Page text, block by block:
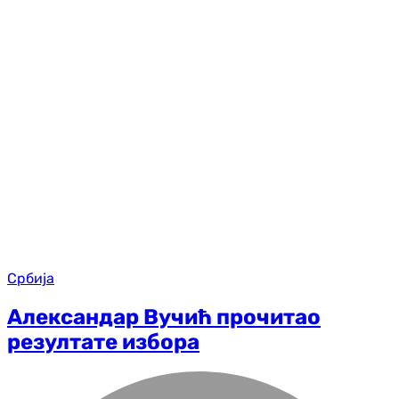
Србија
Александар Вучић прочитао
резултате избора